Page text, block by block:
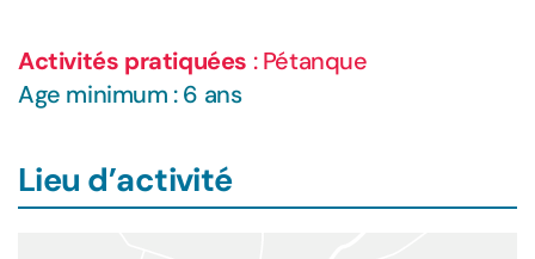
Activités pratiquées : Pétanque
Age minimum : 6 ans
Lieu d’activité